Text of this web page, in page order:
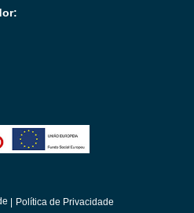
| Política de Privacidade